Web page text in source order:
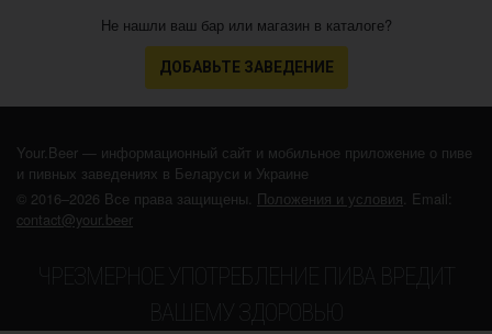
Не нашли ваш бар или магазин в каталоге?
ДОБАВЬТЕ ЗАВЕДЕНИЕ
Your.Beer — информационный сайт и мобильное приложение о пиве
и пивных заведениях в Беларуси и Украине
© 2016–2026 Все права защищены. Положения и условия. Email:
contact@your.beer
ЧРЕЗМЕРНОЕ УПОТРЕБЛЕНИЕ ПИВА ВРЕДИТ
ВАШЕМУ ЗДОРОВЬЮ